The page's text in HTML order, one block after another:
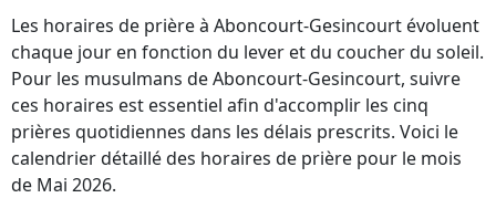
Les horaires de prière à Aboncourt-Gesincourt évoluent
chaque jour en fonction du lever et du coucher du soleil.
Pour les musulmans de Aboncourt-Gesincourt, suivre
ces horaires est essentiel afin d'accomplir les cinq
prières quotidiennes dans les délais prescrits. Voici le
calendrier détaillé des horaires de prière pour le mois
de Mai 2026.